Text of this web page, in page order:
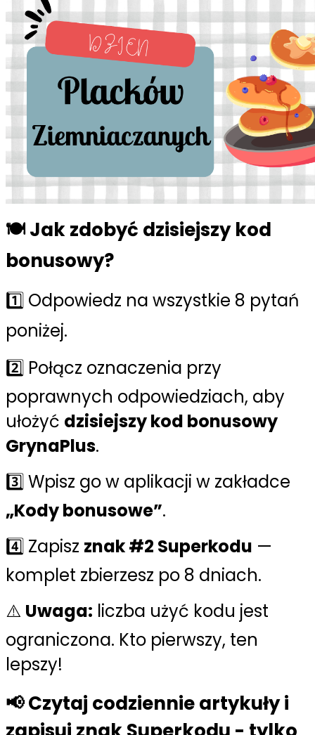
🍽️ Jak zdobyć dzisiejszy kod
bonusowy?
1️⃣ Odpowiedz na wszystkie 8 pytań
poniżej.
2️⃣ Połącz oznaczenia przy
poprawnych odpowiedziach, aby
ułożyć dzisiejszy kod bonusowy
GrynaPlus.
3️⃣ Wpisz go w aplikacji w zakładce
„Kody bonusowe”.
4️⃣ Zapisz znak #2 Superkodu —
komplet zbierzesz po 8 dniach.
⚠️ Uwaga: liczba użyć kodu jest
ograniczona. Kto pierwszy, ten
lepszy!
📢 Czytaj codziennie artykuły i